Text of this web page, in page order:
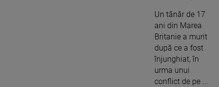
Un tânăr de 17
ani din Marea
Britanie a murit
după ce a fost
înjunghiat, în
urma unui
conflict de pe ...